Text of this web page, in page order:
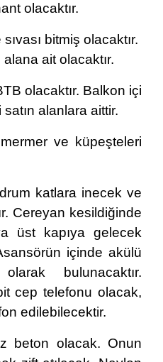
olacaktır.
bitmiş olacaktır.
ait olacaktır.
olacaktır. Balkon içi
alanlara aittir.
ve küpeşteleri
katlara inecek ve
Cereyan kesildiğinde
üst kapıya gelecek
içinde akülü
bulunacaktır.
cep telefonu olacak,
edilebilecektir.
olacak. Onun